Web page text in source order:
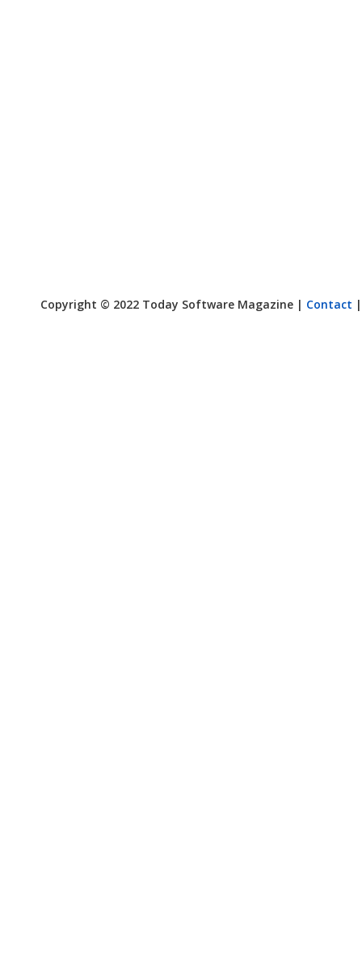
Copyright © 2022 Today Software Magazine | Contact